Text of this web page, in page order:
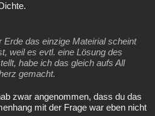
Erde das einzige Mateirial scheint
weil es evtl. eine Lösung des
habe ich das gleich aufs All
gemacht.
zwar angenommen, dass du das
mit der Frage war eben nicht